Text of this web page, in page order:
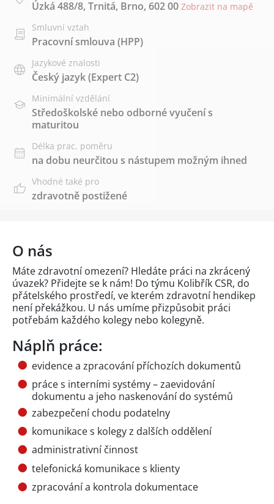
Úzká 488/8, Trnitá, Brno, 602 00 Zobrazit na mapě
Smluvní vztah
Pracovní smlouva (HPP)
Jazykové znalosti
Český jazyk(Expert C2)
Minimální vzdělání
Středoškolské nebo odborné vyučení s
maturitou
Délka prac. poměru
na dobu neurčitou s nástupem možným ihned
Vhodné také pro
zdravotně postižené
O nás
Máte zdravotní omezení? Hledáte práci na zkrácený
úvazek? Přidejte se k nám! Do týmu Kolibřík CSR, do
přátelského prostředí, ve kterém zdravotní hendikep
není překážkou. U nás umíme přizpůsobit práci
potřebám každého kolegy nebo kolegyně.
Náplň práce:
evidence a zpracování příchozích dokumentů
práce s interními systémy – zaevidování
dokumentu a jeho naskenování do systémů
zabezpečení chodu podatelny
komunikace s kolegy z dalších oddělení
administrativní činnost
telefonická komunikace s klienty
zpracování a kontrola dokumentace